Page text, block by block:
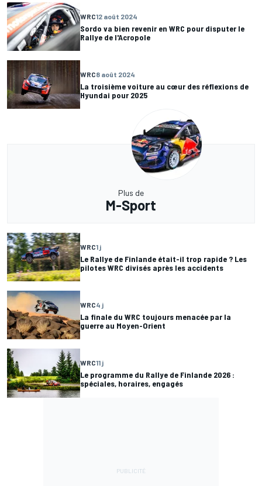
WRC12 août 2024
Sordo va bien revenir en WRC pour disputer le
Rallye de l'Acropole
WRC8 août 2024
La troisième voiture au cœur des réflexions de
Hyundai pour 2025
Plus de
M-Sport
WRC1 j
Le Rallye de Finlande était-il trop rapide ? Les
pilotes WRC divisés après les accidents
WRC4 j
La finale du WRC toujours menacée par la
guerre au Moyen-Orient
WRC11 j
Le programme du Rallye de Finlande 2026 :
spéciales, horaires, engagés